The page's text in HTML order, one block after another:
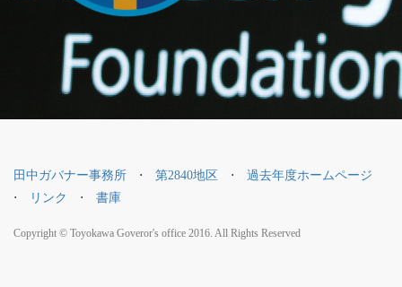
田中ガバナー事務所 ⋅ 第2840地区 ⋅
過去年度ホームページ
⋅
リンク ⋅ 書庫
Copyright © Toyokawa Goveror's office 2016. All Rights Reserved